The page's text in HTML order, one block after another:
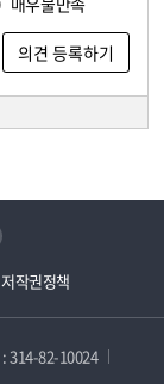
저작권정책
314-82-10024